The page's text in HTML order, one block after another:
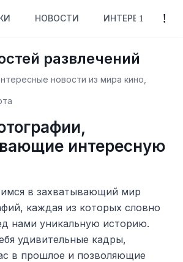
НОВОСТИ ИНТЕРЕСНОЕ
развлечений
новости из мира кино,
интересную
в захватывающий мир
каждая из которых словно
нами уникальную историю.
удивительные кадры,
в прошлое и позволяющие